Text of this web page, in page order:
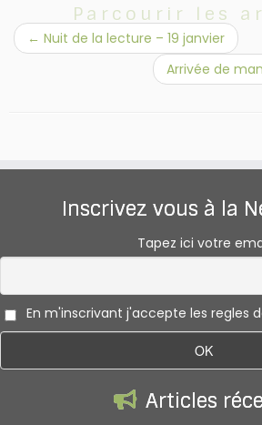
Parcourir les
← Nuit de la lecture – 19 janvier
Arrivée de
Inscrivez vous à la
Tapez ici votre
En m'inscrivant j'accepte les regles
Articles